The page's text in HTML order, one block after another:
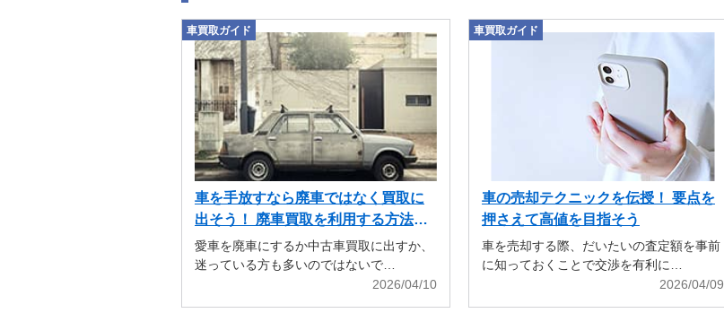
車買取ガイド
車を手放すなら廃車ではなく買取に
出そう！ 廃車買取を利用する方法も
解説
愛車を廃車にするか中古車買取に出すか、
迷っている方も多いのではないで…
2026/04/10
車買取ガイド
車の売却テクニックを伝授！ 要点を
押さえて高値を目指そう
車を売却する際、だいたいの査定額を事前
に知っておくことで交渉を有利に…
2026/04/09